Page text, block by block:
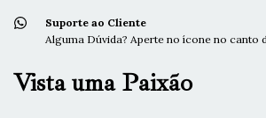
Suporte ao Cliente
Alguma Dúvida? Aperte no ícone no canto
Vista uma Paixão